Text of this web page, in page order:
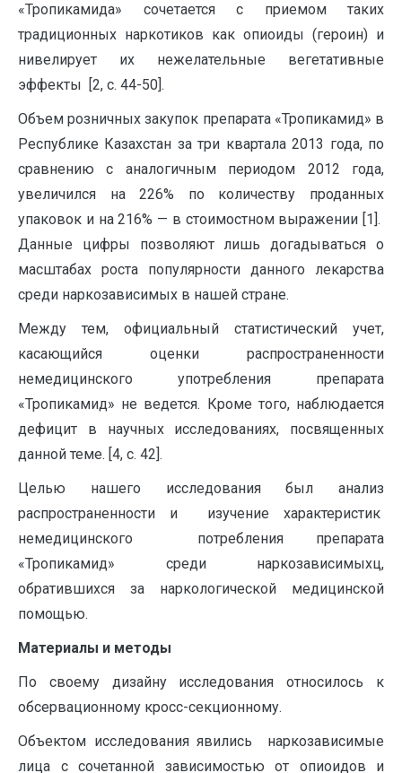
«Тропикамида» сочетается с приемом таких
традиционных наркотиков как опиоиды (героин) и
нивелирует их нежелательные вегетативные
эффекты [2, с. 44-50].
Объем розничных закупок препарата «Тропикамид» в
Республике Казахстан за три квартала 2013 года, по
сравнению с аналогичным периодом 2012 года,
увеличился на 226% по количеству проданных
упаковок и на 216% — в стоимостном выражении [1].
Данные цифры позволяют лишь догадываться о
масштабах роста популярности данного лекарства
среди наркозависимых в нашей стране.
Между тем, официальный статистический учет,
касающийся оценки распространенности
немедицинского употребления препарата
«Тропикамид» не ведется. Кроме того, наблюдается
дефицит в научных исследованиях, посвященных
данной теме. [4, с. 42].
Целью нашего исследования был анализ
распространенности и изучение характеристик
немедицинского потребления препарата
«Тропикамид» среди наркозависимыхц,
обратившихся за наркологической медицинской
помощью.
Материалы и методы
По своему дизайну исследования относилось к
обсервационному кросс-секционному.
Объектом исследования явились наркозависимые
лица с сочетанной зависимостью от опиоидов и